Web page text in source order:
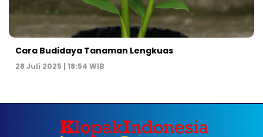
Cara Budidaya Tanaman Lengkuas
28 Juli 2025 | 18:54 WIB